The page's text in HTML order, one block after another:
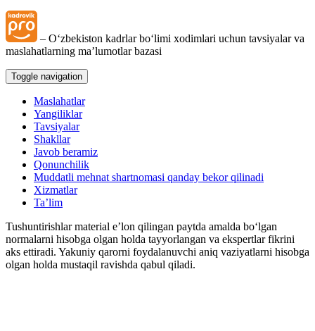
– Oʻzbekiston kadrlar boʻlimi хodimlari uchun tavsiyalar va
maslahatlarning ma’lumotlar bazasi
Toggle navigation
Maslahatlar
Yangiliklar
Tavsiyalar
Shakllar
Javob beramiz
Qonunchilik
Muddatli mehnat shartnomasi qanday bekor qilinadi
Xizmatlar
Ta’lim
Tushuntirishlar material e’lon qilingan paytda amalda boʻlgan
normalarni hisobga olgan holda tayyorlangan va ekspertlar fikrini
aks ettiradi. Yakuniy qarorni foydalanuvchi aniq vaziyatlarni hisobga
olgan holda mustaqil ravishda qabul qiladi.